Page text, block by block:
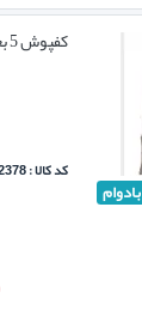
بادوام
کفپوش 5 بعدی لیفان 620 برند EMTC
کد کالا : 2378